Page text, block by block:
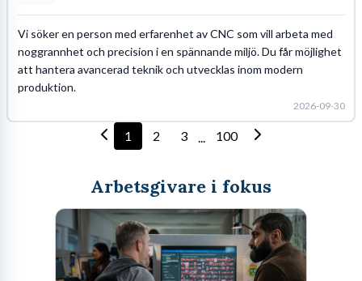
Vi söker en person med erfarenhet av CNC som vill arbeta med
noggrannhet och precision i en spännande miljö. Du får möjlighet
att hantera avancerad teknik och utvecklas inom modern
produktion.
2026-09-30
1 2 3 ... 100
Arbetsgivare i fokus